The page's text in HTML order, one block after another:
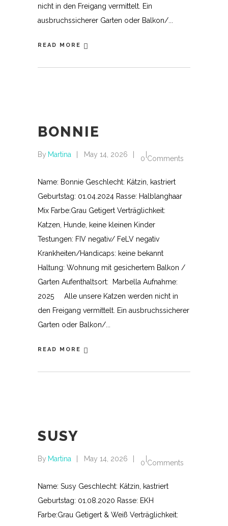
nicht in den Freigang vermittelt. Ein
ausbruchssicherer Garten oder Balkon/
READ MORE
BONNIE
By Martina May 14, 2026 0 Comments
Name: Bonnie Geschlecht: Kätzin, kastriert
Geburtstag: 01.04.2024 Rasse: Halblanghaar
Mix Farbe:Grau Getigert Verträglichkeit:
Katzen, Hunde, keine kleinen Kinder
Testungen: FIV negativ/ FeLV negativ
Krankheiten/Handicaps: keine bekannt
Haltung: Wohnung mit gesichertem Balkon /
Garten Aufenthaltsort: Marbella Aufnahme:
2025 Alle unsere Katzen werden nicht in
den Freigang vermittelt. Ein ausbruchssicherer
Garten oder Balkon/
READ MORE
SUSY
By Martina May 14, 2026 0 Comments
Name: Susy Geschlecht: Kätzin, kastriert
Geburtstag: 01.08.2020 Rasse: EKH
Farbe:Grau Getigert & Weiß Verträglichkeit: